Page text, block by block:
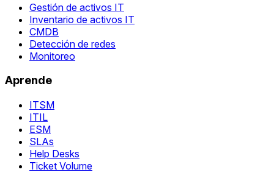
Gestión de activos IT
Inventario de activos IT
CMDB
Detección de redes
Monitoreo
Aprende
ITSM
ITIL
ESM
SLAs
Help Desks
Ticket Volume